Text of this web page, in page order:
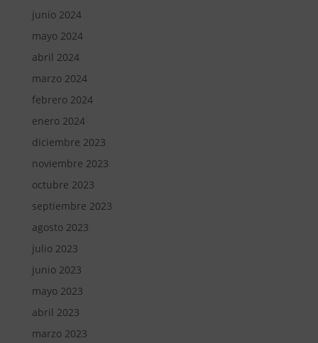
junio 2024
mayo 2024
abril 2024
marzo 2024
febrero 2024
enero 2024
diciembre 2023
noviembre 2023
octubre 2023
septiembre 2023
agosto 2023
julio 2023
junio 2023
mayo 2023
abril 2023
marzo 2023